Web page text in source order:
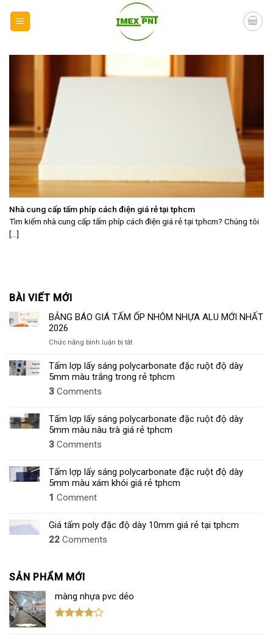
Nhà cung cấp tấm phíp cách điện giá rẻ tại tphcm
Tìm kiếm nhà cung cấp tấm phíp cách điện giá rẻ tại tphcm? Chúng tôi
[...]
BÀI VIẾT MỚI
BẢNG BÁO GIÁ TẤM ỐP NHÔM NHỰA ALU MỚI NHẤT
2026
Chức năng bình luận bị tắtở
BÁO
GIÁ
TẤM
NHỰA
ALU
MỚI
Tấm lợp lấy sáng polycarbonate đặc ruột độ dày
5mm màu trắng trong rẻ tphcm
3 Comments
Tấm lợp lấy sáng polycarbonate đặc ruột độ dày
5mm màu nâu trà giá rẻ tphcm
3 Comments
Tấm lợp lấy sáng polycarbonate đặc ruột độ dày
5mm màu xám khói giá rẻ tphcm
1 Comment
Giá tấm poly đặc độ dày 10mm giá rẻ tại tphcm
22 Comments
SẢN PHẨM MỚI
màng nhựa pvc dẻo